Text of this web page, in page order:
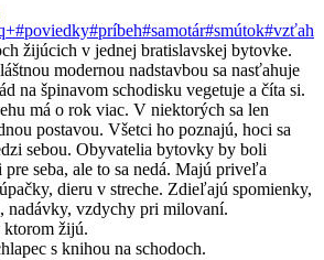
#poviedky#príbeh#samotár#smútok#vzťah
žijúcich v jednej bratislavskej bytovke.
modernou nadstavbou sa nasťahuje
na špinavom schodisku vegetuje a číta si.
má o rok viac. V niektorých sa len
postavou. Všetci ho poznajú, hoci sa
sebou. Obyvatelia bytovky by boli
seba, ale to sa nedá. Majú priveľa
dieru v streche. Zdieľajú spomienky,
nadávky, vzdychy pri milovaní.
žijú.
s knihou na schodoch.